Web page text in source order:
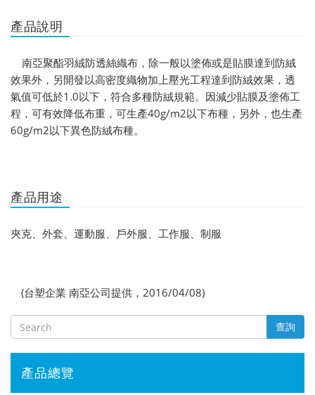
產品說明
南亞聚酯羽絨防透絲織布，除一般以塗佈或是貼膜達到防絨
效果外，另開發以高密度織物加上壓光工程達到防絨效果，透
氣值可低於1.0以下，符合多種防絨規範。因減少貼膜及塗佈工
程，可有效降低布重，可生產40g/m2以下布種，另外，也生產
60g/m2以下異色防絨布種。
產品用途
夾克、外套、運動服、戶外服、工作服、制服
(台塑企業 南亞公司提供，2016/04/08)
查詢
產品總覽